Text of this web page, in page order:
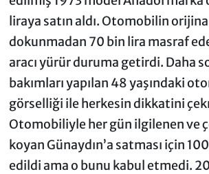
liraya satın aldı. Otomobilin
dokunmadan 70 bin lira masraf
aracı yürür duruma getirdi. Daha
bakımları yapılan 48 yaşındaki
görselliği ile herkesin dikkatini
Otomobiliyle her gün ilgilenen ve
koyan Günaydın’a satması için
edildi ama o bunu kabul etmedi.